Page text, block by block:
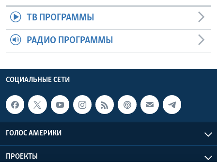
ТВ ПРОГРАММЫ
РАДИО ПРОГРАММЫ
СОЦИАЛЬНЫЕ СЕТИ
ГОЛОС АМЕРИКИ
ПРОЕКТЫ